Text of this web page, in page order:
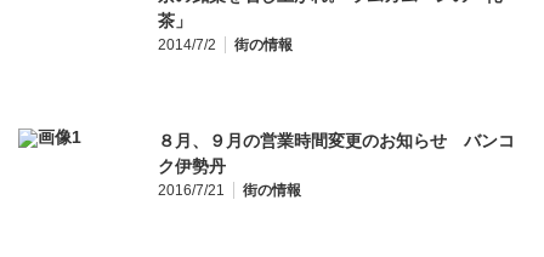
茶」
2014/7/2 街の情報
８月、９月の営業時間変更のお知らせ バンコ
ク伊勢丹
2016/7/21 街の情報